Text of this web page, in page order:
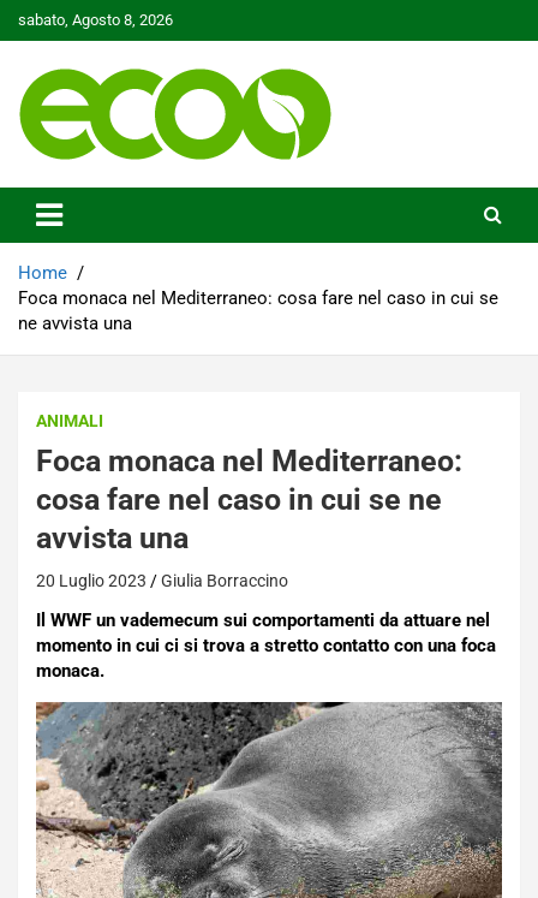
to
sabato, Agosto 8, 2026
Ecoo.it
Home
Foca monaca nel Mediterraneo: cosa fare nel caso in cui se
ne avvista una
ANIMALI
Foca monaca nel Mediterraneo:
cosa fare nel caso in cui se ne
avvista una
20 Luglio 2023 Giulia Borraccino
Il WWF un vademecum sui comportamenti da attuare nel
momento in cui ci si trova a stretto contatto con una foca
monaca.